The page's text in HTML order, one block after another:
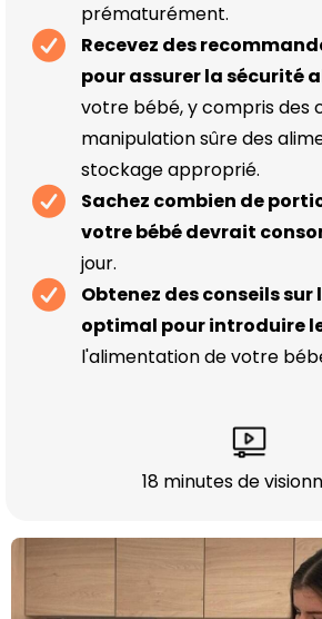
prématurément.
Recevez des
pour assurer la sécurité
votre bébé, y compris des
manipulation sûre des
stockage approprié.
Sachez combien de
votre bébé devrait
jour.
Obtenez des conseils sur
optimal pour introduire
l'alimentation de votre
18 minutes de